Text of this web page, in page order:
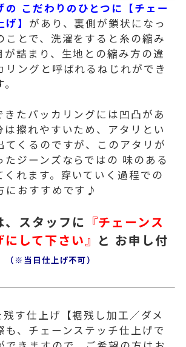
の こだわりのひとつに【チェー
】 があり、 裏側が鎖状になっ
ことで、洗濯をすると糸の縮み
が詰まり、生地との縮み方の違
リングと呼ばれるねじれができ
きたパッカリングには凹凸があ
は擦れやすいため、アタリとい
てくるのですが、このアタリが
たジーンズならではの 味のある
くれます。穿いていく過程での
におすすめです♪
スタッフに 『チェーンス
して下さい』 と お申し付
（※当日仕上げ不可）
残す仕上げ【裾残し加工／ダメ
も、チェーンステッチ仕上げで